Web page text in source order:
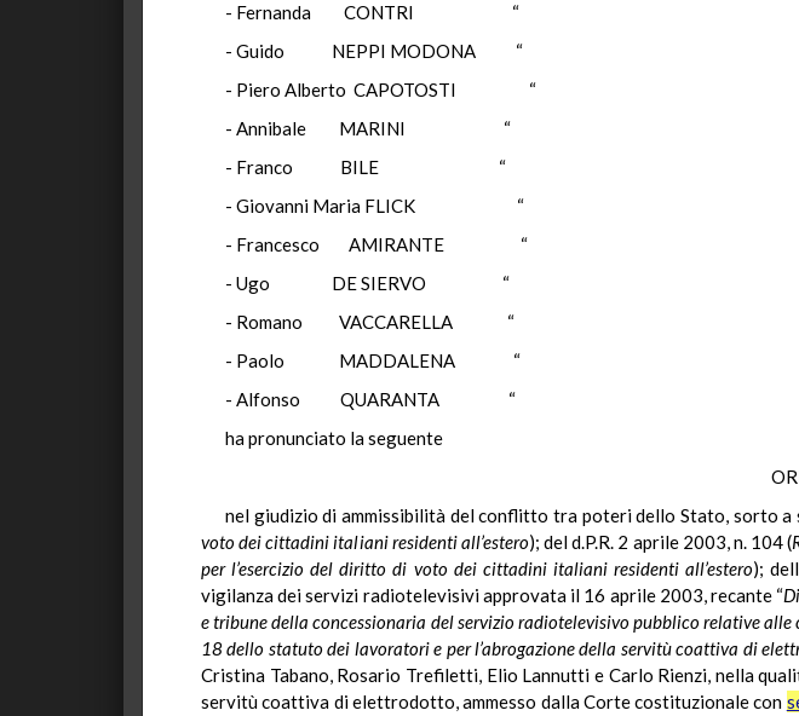
- Fernanda CONTRI “
- Guido NEPPI MODONA “
- Piero Alberto CAPOTOSTI “
- Annibale MARINI “
- Franco BILE “
- Giovanni Maria FLICK “
- Francesco AMIRANTE “
- Ugo DE SIERVO “
- Romano VACCARELLA “
- Paolo MADDALENA “
- Alfonso QUARANTA “
ha pronunciato la seguente
nel giudizio di ammissibilità del conflitto tra poteri dello Stato, sorto a
voto dei cittadini italiani residenti all’estero); del d.P.R. 2 aprile 2003, n. 104 (
per l’esercizio del diritto di voto dei cittadini italiani residenti all’estero);
vigilanza dei servizi radiotelevisivi approvata il 16 aprile 2003, recante “
e tribune della concessionaria del servizio radiotelevisivo pubblico relative
18 dello statuto dei lavoratori e per l’abrogazione della servitù coattiva di
Cristina Tabano, Rosario Trefiletti, Elio Lannutti e Carlo Rienzi, nella
servitù coattiva di elettrodotto, ammesso dalla Corte costituzionale con